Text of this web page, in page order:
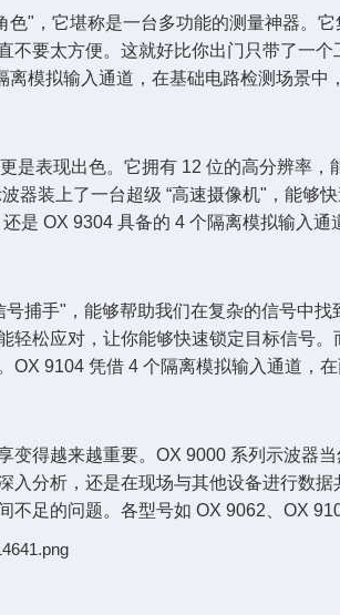
色"，它堪称是一台多功能的测量神器。
不要太方便。这就好比你出门只带了一
离模拟输入通道，在基础电路检测场景
是表现出色。它拥有 12 位的高分辨率
器装上了一台超级 “高速摄像机"，能
是 OX 9304 具备的 4 个隔离模拟输入
号捕手"，能够帮助我们在复杂的信号中
轻松应对，让你能够快速锁定目标信号
OX 9104 凭借 4 个隔离模拟输入通道，
变得越来越重要。OX 9000 系列示波器
入分析，还是在现场与其他设备进行数
不足的问题。各型号如 OX 9062、OX